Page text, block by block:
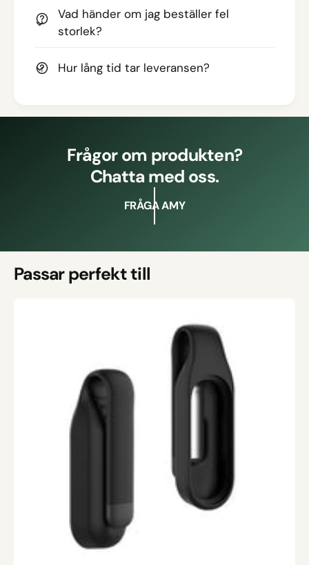
Vad händer om jag beställer fel
storlek?
Hur lång tid tar leveransen?
Frågor om produkten?
Chatta med oss.
FRÅGA AMY
Passar perfekt till